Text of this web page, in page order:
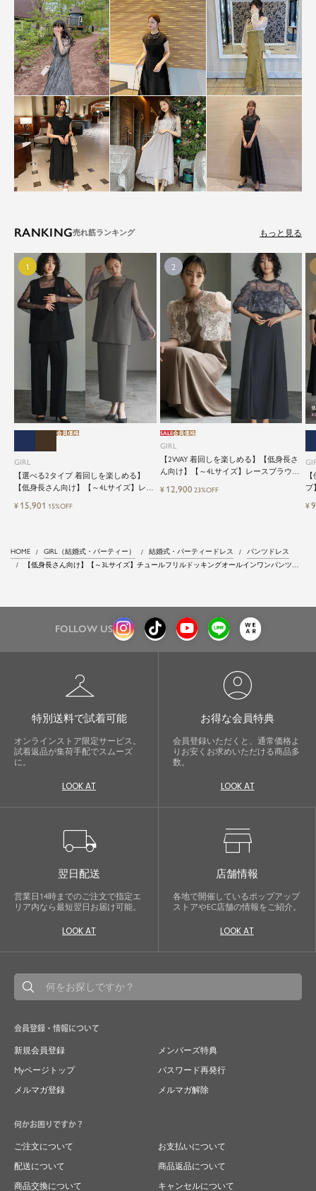
RANKING もっと見る
GIRL
【選べる2タイプ 着回しを楽しめる】
【低身長さん向け】【～4Lサイズ】レイ
カートorワイドパンツセットアップロン
会員価格
¥ 15,901 15%OFF
GIRL
【2WAY 着回しを楽しめる】【低身長さ
ん向け】【～4Lサイズ】レースブラウス
ング結婚式ワンピース
SALE会員価格
¥ 12,900 23%OFF
プ
¥
HOME GIRL（結婚式・パーティー） 結婚式・パーティードレス
パンツドレス
【低身長さん向け】【～3Lサイズ】チュールフリルドッキングオールインワンパンツド
FOLLOW US
checkroom
特別送料で試着可能
オンラインストア限定サービス。
試着返品が集荷手配でスムーズ
に。
LOOK AT
account_circle
お得な会員特典
会員登録いただくと、通常価格よ
りお安くお求めいただける商品多
数。
LOOK AT
local_shipping
翌日配送
営業日14時までのご注文で指定エ
リア内なら最短翌日お届け可能。
LOOK AT
store
店舗情報
各地で開催しているポップアップ
ストアやEC店舗の情報をご紹介。
LOOK AT
会員登録・情報について
新規会員登録
メンバーズ特典
Myページトップ
パスワード再発行
メルマガ登録
メルマガ解除
何かお困りですか？
ご注文について
お支払いについて
配送について
商品返品について
商品交換について
キャンセルについて